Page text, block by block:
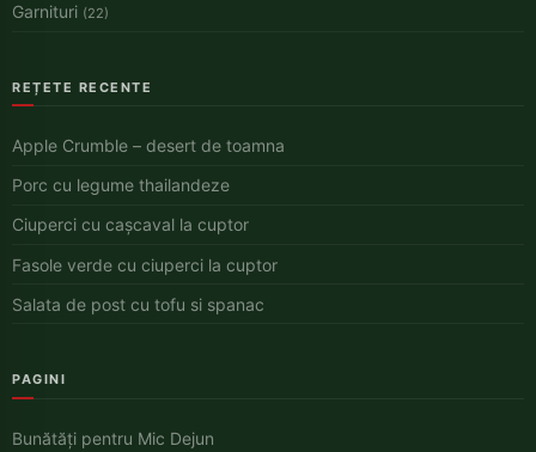
Garnituri (22)
REȚETE RECENTE
Apple Crumble – desert de toamna
Porc cu legume thailandeze
Ciuperci cu cașcaval la cuptor
Fasole verde cu ciuperci la cuptor
Salata de post cu tofu si spanac
PAGINI
Bunătăți pentru Mic Dejun